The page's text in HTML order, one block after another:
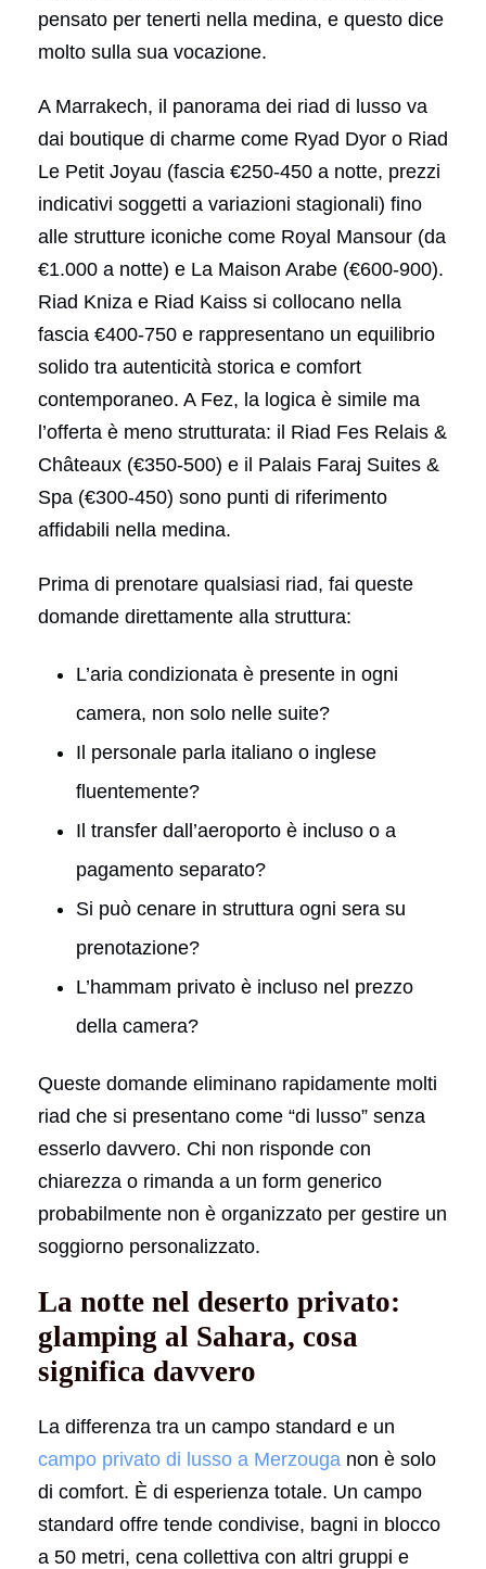
pensato per tenerti nella medina, e questo dice
molto sulla sua vocazione.
A Marrakech, il panorama dei riad di lusso va
dai boutique di charme come Ryad Dyor o Riad
Le Petit Joyau (fascia €250-450 a notte, prezzi
indicativi soggetti a variazioni stagionali) fino
alle strutture iconiche come Royal Mansour (da
€1.000 a notte) e La Maison Arabe (€600-900).
Riad Kniza e Riad Kaiss si collocano nella
fascia €400-750 e rappresentano un equilibrio
solido tra autenticità storica e comfort
contemporaneo. A Fez, la logica è simile ma
l’offerta è meno strutturata: il Riad Fes Relais &
Châteaux (€350-500) e il Palais Faraj Suites &
Spa (€300-450) sono punti di riferimento
affidabili nella medina.
Prima di prenotare qualsiasi riad, fai queste
domande direttamente alla struttura:
L’aria condizionata è presente in ogni
camera, non solo nelle suite?
Il personale parla italiano o inglese
fluentemente?
Il transfer dall’aeroporto è incluso o a
pagamento separato?
Si può cenare in struttura ogni sera su
prenotazione?
L’hammam privato è incluso nel prezzo
della camera?
Queste domande eliminano rapidamente molti
riad che si presentano come “di lusso” senza
esserlo davvero. Chi non risponde con
chiarezza o rimanda a un form generico
probabilmente non è organizzato per gestire un
soggiorno personalizzato.
La notte nel deserto privato:
glamping al Sahara, cosa
significa davvero
La differenza tra un campo standard e un
campo privato di lusso a Merzouga non è solo
di comfort. È di esperienza totale. Un campo
standard offre tende condivise, bagni in blocco
a 50 metri, cena collettiva con altri gruppi e